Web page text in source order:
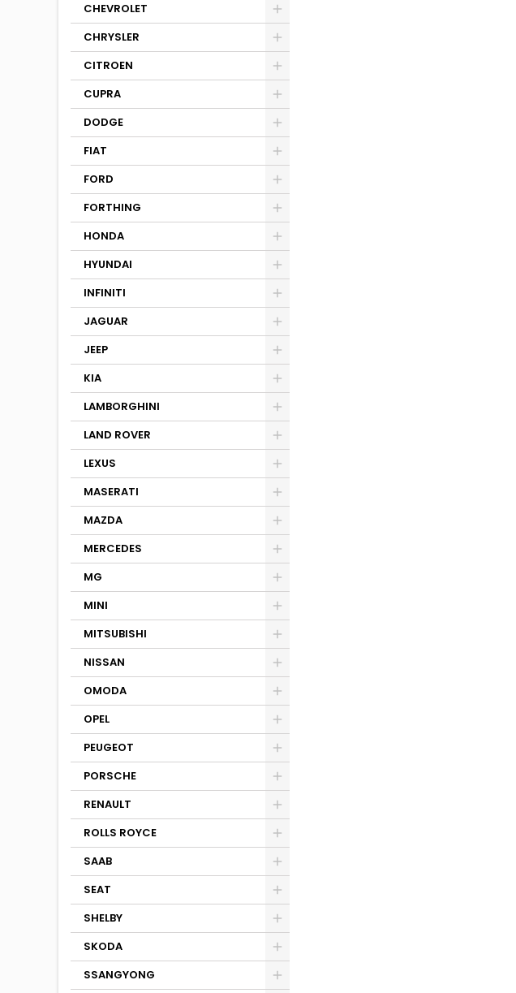
CHEVROLET
CHRYSLER
CITROEN
CUPRA
DODGE
FIAT
FORD
FORTHING
HONDA
HYUNDAI
INFINITI
JAGUAR
JEEP
KIA
LAMBORGHINI
LAND ROVER
LEXUS
MASERATI
MAZDA
MERCEDES
MG
MINI
MITSUBISHI
NISSAN
OMODA
OPEL
PEUGEOT
PORSCHE
RENAULT
ROLLS ROYCE
SAAB
SEAT
SHELBY
SKODA
SSANGYONG